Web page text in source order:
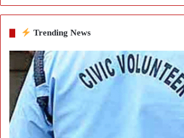
Trending News